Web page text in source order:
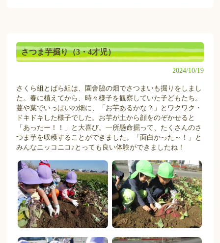
さつま芋掘り（3・4才児）
2024/10/19
さくら組とばら組は、園舎脇の畑でさつまいも掘りをしまし
た。春に植えてから、時々様子を観察していた子どもたち。
蔓や葉でいっぱいの畑に、「お芋あるかな？」とワクワク・
ドキドキした様子でした。お芋が土から顔をのぞかせると
「あったー！！」と大喜び。一所懸命掘って、たくさんのさ
つま芋を収穫することができました。「面白かった～！」と
みんなニッコニコ♪とっても良い体験ができましたね！